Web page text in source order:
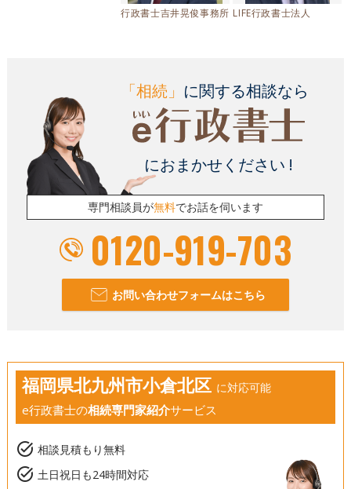
行政書士吉井晃俊事務所 LIFE行政書士法人
「相続」 に関する相談なら
におまかせください !
専門相談員が無料でお話を伺います
0120-919-703
お問い合わせフォームはこちら
福岡県北九州市小倉北区 に対応可能
e行政書士の相続専門家紹介サービス
task_alt 相談見積もり無料
task_alt 土日祝日も24時間対応